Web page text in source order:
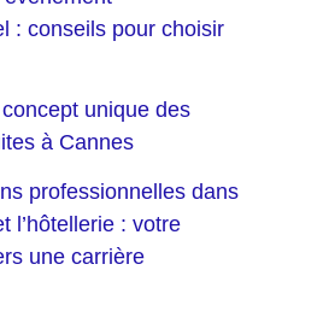
: conseils pour choisir
unique des
à Cannes
professionnelles dans
l’hôtellerie : votre
une carrière